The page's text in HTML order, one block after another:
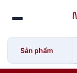
Sản phẩm